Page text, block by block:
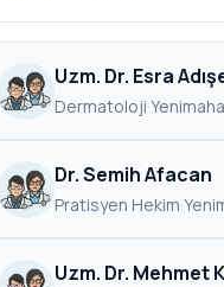
Uzm. Dr. Esra
Dermatoloji·
Dr. Semih Afacan
Pratisyen Hekim·
Uzm. Dr. Mehmet